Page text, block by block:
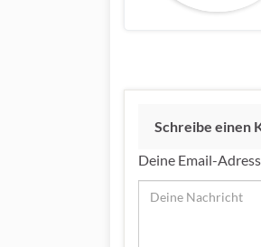
Schreibe einen
Deine Email-